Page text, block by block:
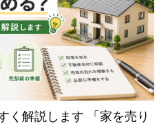
く解説します 「家を売り